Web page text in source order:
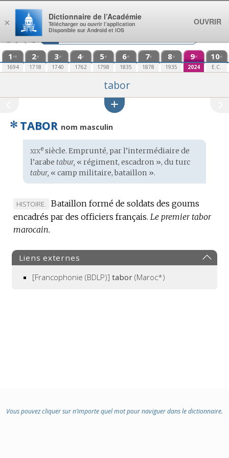
Aller au contenu
1 re
1694
2e
1718
3e
1740
4e
1762
5e
1798
6e
1835
7e
1878
8e
1935
9e
2024
10e
E.C.
tabor
✻ TABOR nom masculin
Étymologie
:
xixesiècle. Emprunté, par l’intermédiaire de
l’arabe tabur, « régiment, escadron », du turc
tabur, « camp militaire, bataillon ».
MARQUE
DE
DOMAINE
HISTOIRE.
Bataillon formé de soldats des goums
encadrés par des officiers français. Le premier tabor
marocain.
Liens externes
[Francophonie (BDLP)] tabor (Maroc*)
Vous pouvez cliquer sur n’importe quel mot pour naviguer dans le dictionnaire.
×
Dictionnaire de l’Académie
Télécharger ou ouvrir l’application
Disponible sur Android et iOS
OUVRIR